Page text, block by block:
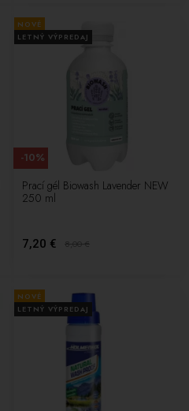
NOVÉ
LETNÝ VÝPREDAJ
Prací gél Biowash Lavender NEW
250 ml
7,20 € 8,00€
-10%
NOVÉ
LETNÝ VÝPREDAJ